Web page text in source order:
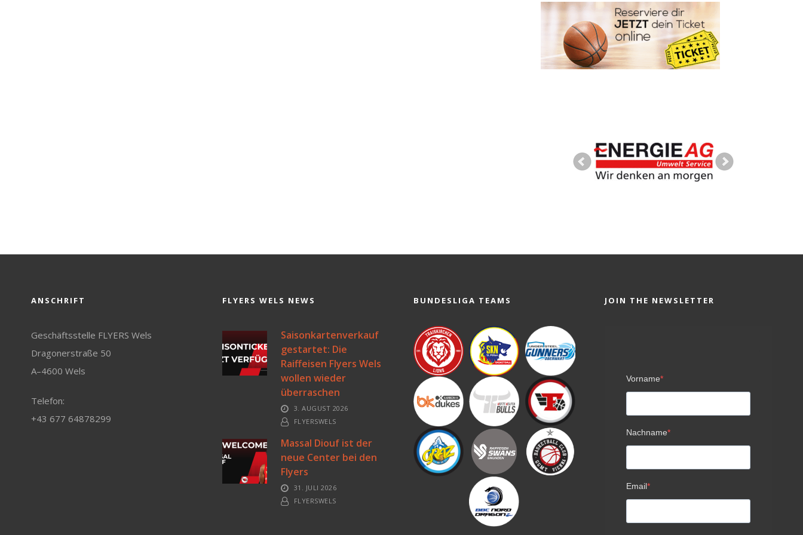
ANSCHRIFT
Geschäftsstelle FLYERS Wels
Dragonerstraße 50
A–4600 Wels
Telefon:
+43 677 64878299
FLYERS WELS NEWS
Saisonkartenverkauf
gestartet: Die
Raiffeisen Flyers Wels
wollen wieder
überraschen
3. AUGUST 2026
FLYERSWELS
Massal Diouf ist der
neue Center bei den
Flyers
31. JULI 2026
FLYERSWELS
BUNDESLIGA TEAMS JOIN THE NEWSLETTER